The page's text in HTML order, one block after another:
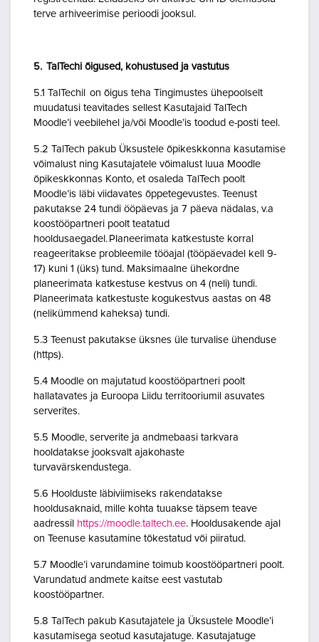
terve arhiveerimise perioodi jooksul.
5. TalTechi õigused, kohustused ja vastutus
5.1 TalTechil on õigus teha Tingimustes ühepoolselt
muudatusi teavitades sellest Kasutajaid TalTech
Moodle’i veebilehel ja/või Moodle’is toodud e-posti teel.
5.2 TalTech pakub Üksustele õpikeskkonna kasutamise
võimalust ning Kasutajatele võimalust luua Moodle
õpikeskkonnas Konto, et osaleda TalTech poolt
Moodle’is läbi viidavates õppetegevustes. Teenust
pakutakse 24 tundi ööpäevas ja 7 päeva nädalas, v.a
koostööpartneri poolt teatatud
hooldusaegadel. Planeerimata katkestuste korral
reageeritakse probleemile tööajal (tööpäevadel kell 9-
17) kuni 1 (üks) tund. Maksimaalne ühekordne
planeerimata katkestuse kestvus on 4 (neli) tundi.
Planeerimata katkestuste kogukestvus aastas on 48
(nelikümmend kaheksa) tundi.
5.3 Teenust pakutakse üksnes üle turvalise ühenduse
(https).
5.4 Moodle on majutatud koostööpartneri poolt
hallatavates ja Euroopa Liidu territooriumil asuvates
serverites.
5.5 Moodle, serverite ja andmebaasi tarkvara
hooldatakse jooksvalt ajakohaste
turvavärskendustega.
5.6 Hoolduste läbiviimiseks rakendatakse
hooldusaknaid, mille kohta tuuakse täpsem teave
aadressil https://moodle.taltech.ee. Hooldusakende ajal
on Teenuse kasutamine tõkestatud või piiratud.
5.7 Moodle’i varundamine toimub koostööpartneri poolt.
Varundatud andmete kaitse eest vastutab
koostööpartner.
5.8 TalTech pakub Kasutajatele ja Üksustele Moodle’i
kasutamisega seotud kasutajatuge. Kasutajatuge